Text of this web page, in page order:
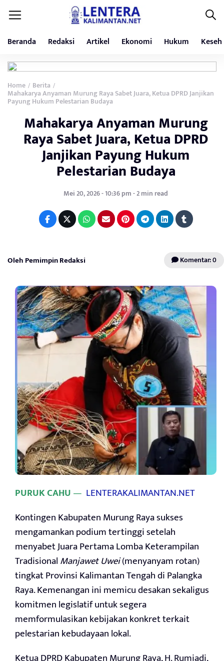
Beranda Redaksi Artikel Ekonomi Hukum
Home / Berita /
Mahakarya Anyaman Murung Raya Sabet Juara, Ketua DPRD Janjikan
Payung Hukum Pelestarian Budaya
Mahakarya Anyaman Murung
Raya Sabet Juara, Ketua DPRD
Janjikan Payung Hukum
Pelestarian Budaya
Mei 20, 2026 - 10:36 pm - 2 min read
Oleh Pemimpin Redaksi Komentar: 0
PURUK CAHU— LENTERAKALIMANTAN.NET
Kontingen Kabupaten Murung Raya sukses
mengamankan podium tertinggi setelah
menyabet Juara Pertama Lomba Keterampilan
TradisionalManjawet Uwei(menyanyam rotan)
tingkat Provinsi Kalimantan Tengah di Palangka
Raya. Kemenangan ini memicu desakan sekaligus
komitmen legislatif untuk segera
memformulasikan kebijakan konkret terkait
pelestarian kebudayaan lokal.